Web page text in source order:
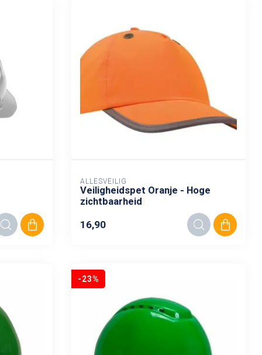
ALLESVEILIG
Veiligheidspet Oranje - Hoge
zichtbaarheid
16,90
-23%